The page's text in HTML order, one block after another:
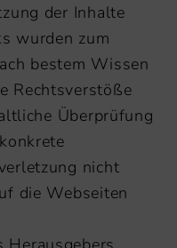
der Inhalte
wurden zum
bestem Wissen
Rechtsverstöße
Überprüfung
nicht
die Webseiten